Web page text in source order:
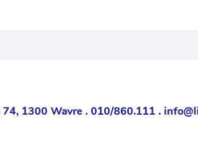
1300 Wavre . 010/860.111 .